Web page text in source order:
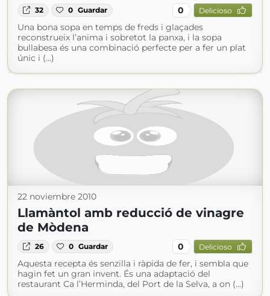
32 0 Guardar 0 Delicioso
Una bona sopa en temps de freds i glaçades
reconstrueix l’anima i sobretot la panxa, i la sopa
bullabesa és una combinació perfecte per a fer un plat
únic i (...)
22 noviembre 2010
Llamàntol amb reducció de vinagre
de Mòdena
26 0 Guardar 0 Delicioso
Aquesta recepta és senzilla i ràpida de fer, i sembla que
hagin fet un gran invent. És una adaptació del
restaurant Ca l’Herminda, del Port de la Selva, a on (...)